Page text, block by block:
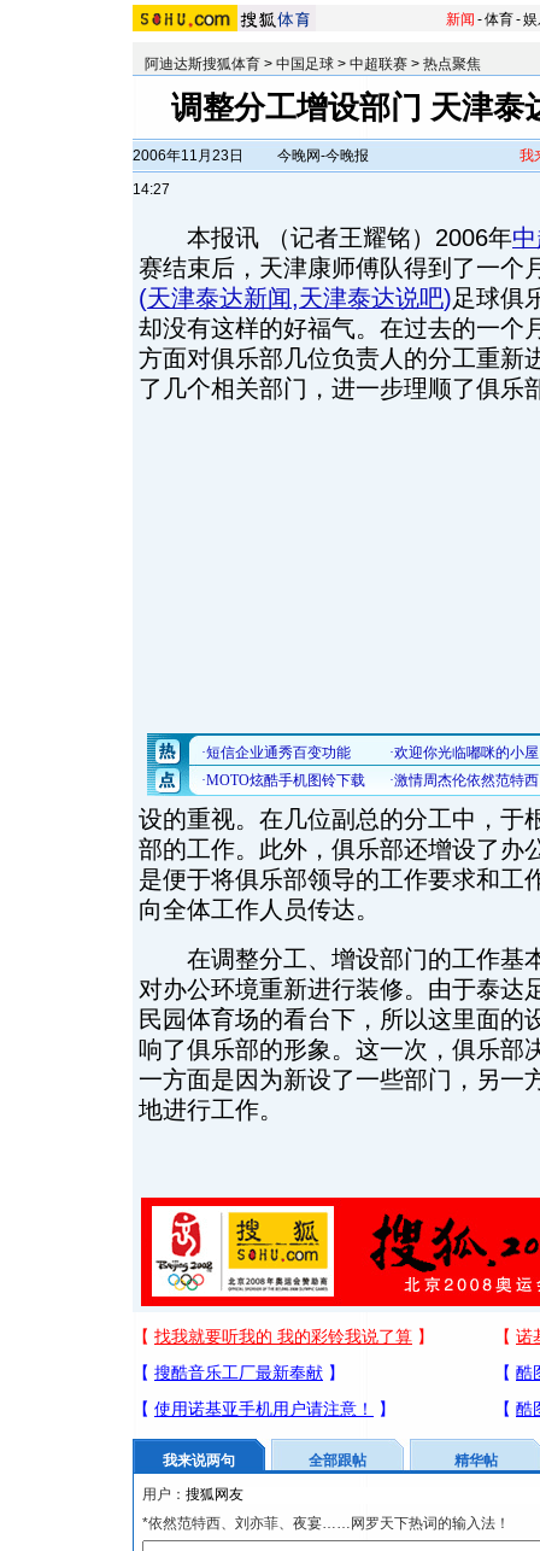
新闻 -体育-
阿迪达斯搜狐体育 > 中国足球 > 中超联赛 > 热点聚焦
调整分工增设部门 天津泰
2006年11月23日
14:27
今晚网-今晚报 我
本报讯 （记者王耀铭）2006年
赛结束后，天津康师傅队得到了一个
(天津泰达新闻,天津泰达说吧)足球俱
却没有这样的好福气。在过去的一个
方面对俱乐部几位负责人的分工重新
了几个相关部门，进一步理顺了俱乐
设的重视。在几位副总的分工中，于
部的工作。此外，俱乐部还增设了办
是便于将俱乐部领导的工作要求和工
向全体工作人员传达。
在调整分工、增设部门的工作基
对办公环境重新进行装修。由于泰达
民园体育场的看台下，所以这里面的
响了俱乐部的形象。这一次，俱乐部
一方面是因为新设了一些部门，另一
地进行工作。
我来说两句 全部跟帖
精华帖
用户：
*依然范特西、刘亦菲、夜宴……网罗天下热词的输入法！